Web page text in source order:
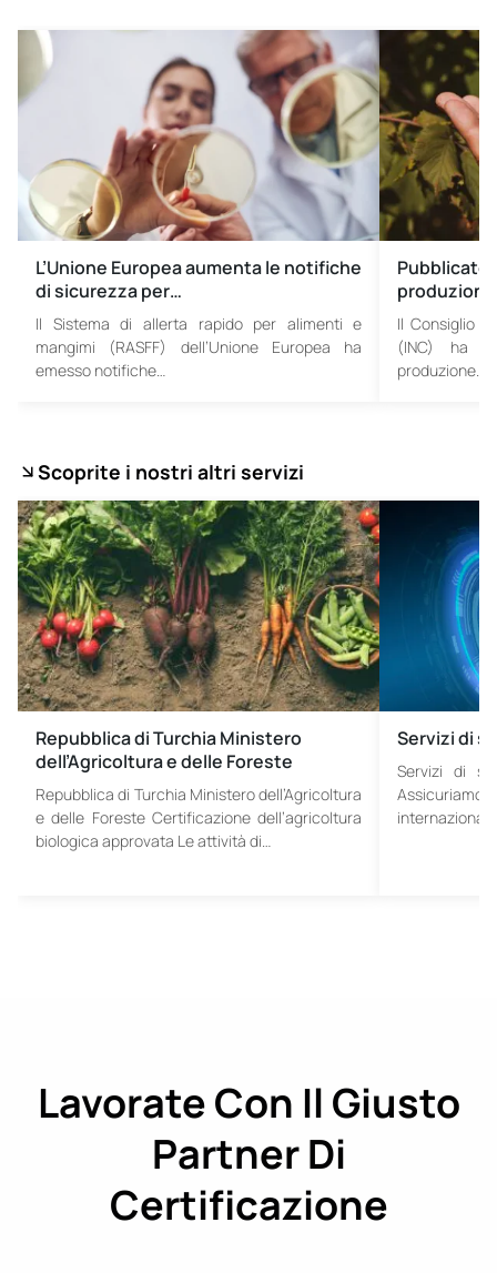
L’Unione Europea aumenta le notifiche
di sicurezza per…
Il Sistema di allerta rapido per alimenti e
mangimi (RASFF) dell’Unione Europea ha
emesso notifiche…
Pubblicate
Il Consiglio
(INC) ha
produzione…
Scoprite i nostri altri servizi
Repubblica di Turchia Ministero
dell’Agricoltura e delle Foreste
Repubblica di Turchia Ministero dell’Agricoltura
e delle Foreste Certificazione dell’agricoltura
biologica approvata Le attività di…
Servizi di
Servizi di
Assicuriamo
internazionali
Lavorate Con Il Giusto
Partner Di
Certificazione